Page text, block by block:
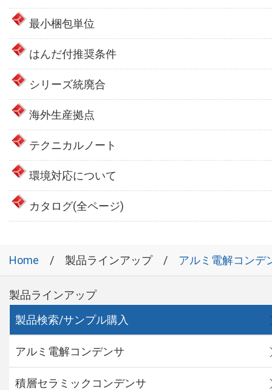
最小梱包単位
はんだ付推奨条件
シリーズ統廃合
海外生産拠点
テクニカルノート
環境対応について
カタログ(全ページ)
Home 製品ラインアップ アルミ電解コンデ
製品ラインアップ
製品検索/サンプル購入
アルミ電解コンデンサ
積層セラミックコンデンサ